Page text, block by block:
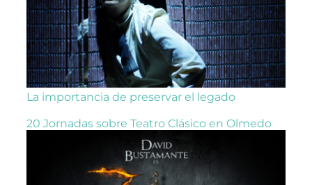
La importancia de preservar el legado
20 Jornadas sobre Teatro Clásico en Olmedo